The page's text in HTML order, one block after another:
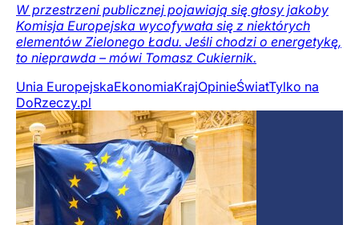
W przestrzeni publicznej pojawiają się głosy jakoby
Komisja Europejska wycofywała się z niektórych
elementów Zielonego Ładu. Jeśli chodzi o energetykę,
to nieprawda – mówi Tomasz Cukiernik.
Unia EuropejskaEkonomiaKrajOpinieŚwiatTylko na
DoRzeczy.pl